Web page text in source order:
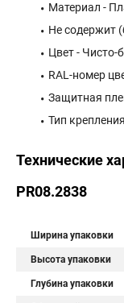
Материал -
Не содержит
Цвет - Чисто-
RAL-номер
Защитная
Тип
Технические
PR08.2838
Ширина упаковки
Высота упаковки
Глубина упаковки